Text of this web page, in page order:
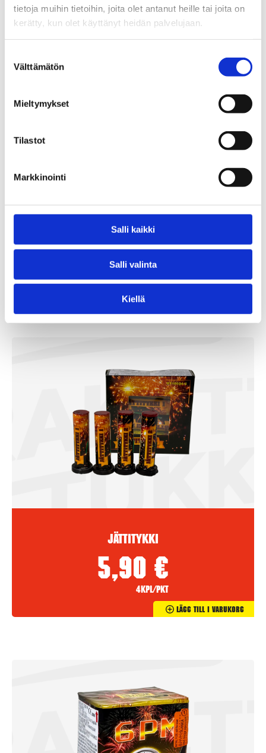
tietoja muihin tietoihin, joita olet antanut heille tai joita on
kerätty, kun olet käyttänyt heidän palvelujaan.
valinta
Välttämätön
Mieltymykset
Tilastot
Markkinointi
Salli kaikki
Salli valinta
Kiellä
Mammutti
99,90€
Jättitykki
5,90 €
4kpl/pkt
Lägg Till I Varukorg